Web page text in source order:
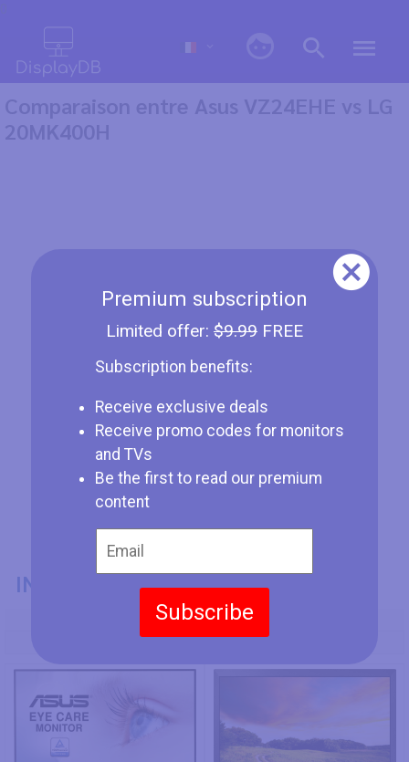
Premium subscription
Limited offer: $9.99FREE
Subscription benefits:
Receive exclusive deals
Receive promo codes for monitors
and TVs
Be the first to read our premium
content
Subscribe
Comparaison entre Asus VZ24EHE vs LG
20MK400H
INFORMATIONS GÉNÉRALES
Numéro de Modèle